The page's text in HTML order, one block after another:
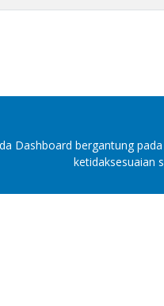
Dashboard bergantung
ketidaksesuaian